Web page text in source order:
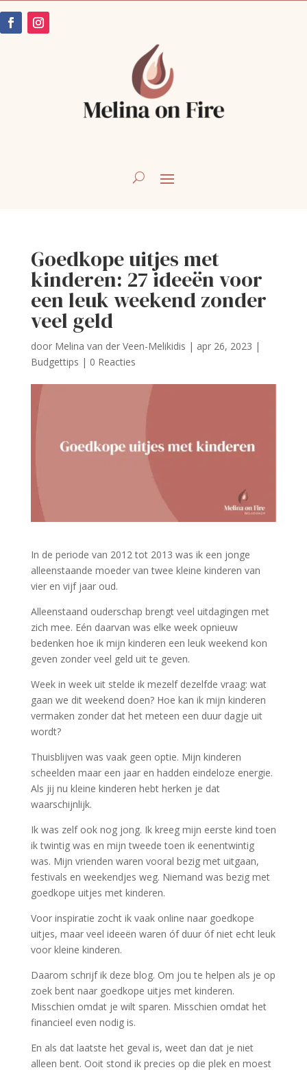
Goedkope uitjes met
kinderen: 27 ideeën voor
een leuk weekend zonder
veel geld
door Melina van der Veen-Melikidis | apr 26, 2023 |
Budgettips | 0 Reacties
In de periode van 2012 tot 2013 was ik een jonge
alleenstaande moeder van twee kleine kinderen van
vier en vijf jaar oud.
Alleenstaand ouderschap brengt veel uitdagingen met
zich mee. Eén daarvan was elke week opnieuw
bedenken hoe ik mijn kinderen een leuk weekend kon
geven zonder veel geld uit te geven.
Week in week uit stelde ik mezelf dezelfde vraag: wat
gaan we dit weekend doen? Hoe kan ik mijn kinderen
vermaken zonder dat het meteen een duur dagje uit
wordt?
Thuisblijven was vaak geen optie. Mijn kinderen
scheelden maar een jaar en hadden eindeloze energie.
Als jij nu kleine kinderen hebt herken je dat
waarschijnlijk.
Ik was zelf ook nog jong. Ik kreeg mijn eerste kind toen
ik twintig was en mijn tweede toen ik eenentwintig
was. Mijn vrienden waren vooral bezig met uitgaan,
festivals en weekendjes weg. Niemand was bezig met
goedkope uitjes met kinderen.
Voor inspiratie zocht ik vaak online naar goedkope
uitjes, maar veel ideeën waren óf duur óf niet echt leuk
voor kleine kinderen.
Daarom schrijf ik deze blog. Om jou te helpen als je op
zoek bent naar goedkope uitjes met kinderen.
Misschien omdat je wilt sparen. Misschien omdat het
financieel even nodig is.
En als dat laatste het geval is, weet dan dat je niet
alleen bent. Ooit stond ik precies op die plek en moest